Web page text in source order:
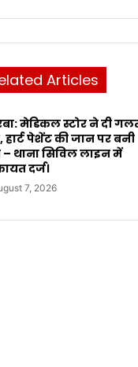
Articles
मेडिकल स्टोर ने दी
हार्ट पेशेंट की जान पर बनी
– थाना सिविल लाइन में
दर्ज।
7, 2026